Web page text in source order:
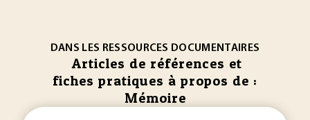
DANS LES RESSOURCES DOCUMENTAIRES
Articles de références et
fiches pratiques à propos de :
Mémoire